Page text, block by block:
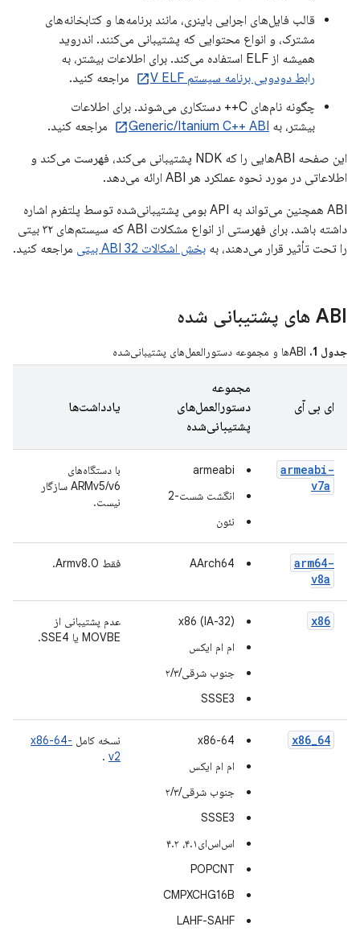
قالب فایل‌های اجرایی باینری، مانند برنامه‌ها و کتابخانه‌های
مشترک، و انواع محتوایی که پشتیبانی می‌کنند. اندروید
همیشه از ELF استفاده می‌کند. برای اطلاعات بیشتر، به
رابط دودویی برنامه سیستم V ELF
مراجعه کنید.
چگونه نام‌های C++ دستکاری می‌شوند. برای اطلاعات
بیشتر، به Generic/Itanium C++ ABI
مراجعه کنید.
این صفحه ABIهایی را که NDK پشتیبانی می‌کند، فهرست می‌کند و
اطلاعاتی در مورد نحوه عملکرد هر ABI ارائه می‌دهد.
ABI همچنین می‌تواند به API بومی پشتیبانی‌شده توسط پلتفرم اشاره
داشته باشد. برای فهرستی از انواع مشکلات ABI که سیستم‌های ۳۲ بیتی
را تحت تأثیر قرار می‌دهند، به بخش اشکالات ABI 32 بیتی مراجعه کنید.
ABI های پشتیبانی شده
جدول 1.
ای بی آی
مجموعه
دستورالعمل‌های
پشتیبانی‌شده
یادداشت‌ها
armeabi-
v7a
armeabi
انگشت شست-2
نئون
با دستگاه‌های
ARMv5/v6 سازگار
نیست.
arm64-
v8a
AArch64 فقط Armv8.0.
x86
x86 (IA-32)
ام ام ایکس
جنوب شرقی/۲/۳
SSSE3
عدم پشتیبانی از
MOVBE یا SSE4.
x86_64
x86-64
ام ام ایکس
جنوب شرقی/۲/۳
SSSE3
اس‌اس‌ای۴.۱، ۴.۲
POPCNT
CMPXCHG16B
LAHF-SAHF
نسخه کامل x86-64-
v2
.